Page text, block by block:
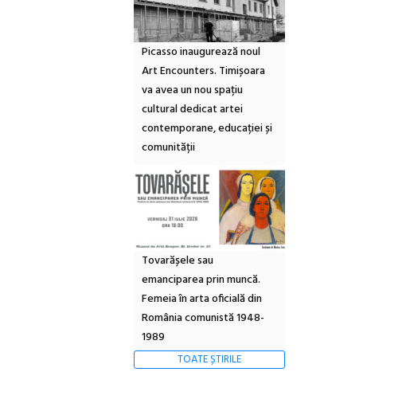
Picasso inaugurează noul
Art Encounters. Timișoara
va avea un nou spațiu
cultural dedicat artei
contemporane, educației și
comunității
Tovarășele sau
emanciparea prin muncă.
Femeia în arta oficială din
România comunistă 1948-
1989
TOATE ȘTIRILE